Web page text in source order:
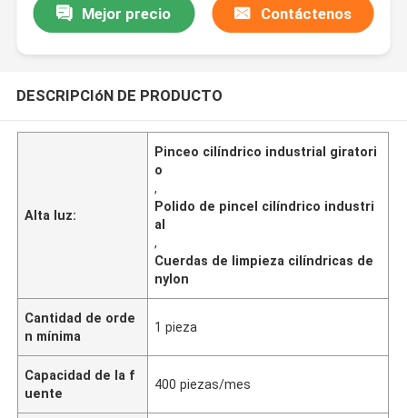
Mejor precio Contáctenos
DESCRIPCIóN DE PRODUCTO
Alta luz:
Pinceo cilíndrico industrial giratori
o
,
Polido de pincel cilíndrico industri
al
,
Cuerdas de limpieza cilíndricas de
nylon
Cantidad de orde
n mínima
1 pieza
Capacidad de la f
uente
400 piezas/mes